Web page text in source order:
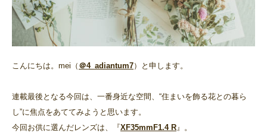
こんにちは。mei（ ＠4_adiantum7）と申します。
連載最後となる今回は、一番身近な空間、“住まいを飾る花との暮ら
し”に焦点をあててみようと思います。
今回お供に選んだレンズは、『XF35mmF1.4 R 』。